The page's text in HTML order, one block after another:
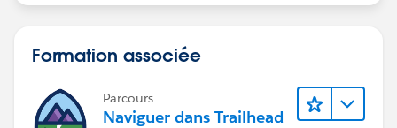
Formation associée
Parcours
Naviguer dans Trailhead